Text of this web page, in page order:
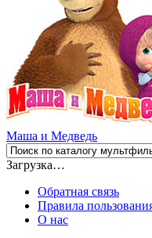
Маша и Медведь
Загрузка…
Обратная связь
Правила
О нас